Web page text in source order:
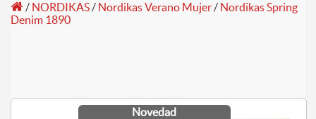
/ NORDIKAS/ Nordikas Verano Mujer/ Nordikas Spring
Denim 1890
Novedad